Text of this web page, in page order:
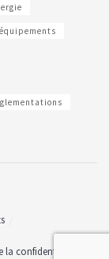
la confidentialité